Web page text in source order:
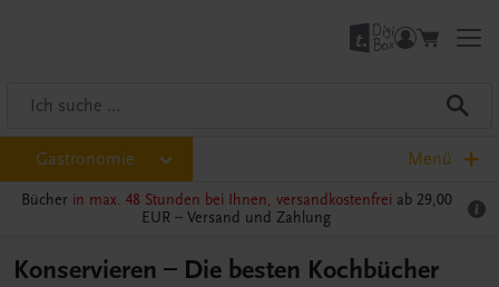
Gastronomie Menü
Bücher in max. 48 Stunden bei Ihnen, versandkostenfrei ab 29,00
EUR – Versand und Zahlung
Konservieren – Die besten Kochbücher